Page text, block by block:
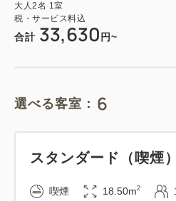
エグゼクティブツイ
ダブルサイズ×2
大人2名 1室
税・サービス料込
合計 33,630 円~
選べる客室： 6
スタンダード（喫煙）
喫煙 18.50m2